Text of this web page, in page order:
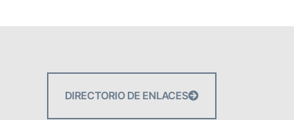
DIRECTORIO DE ENLACES